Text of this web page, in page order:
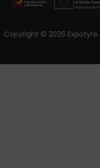
Copyright © 2026